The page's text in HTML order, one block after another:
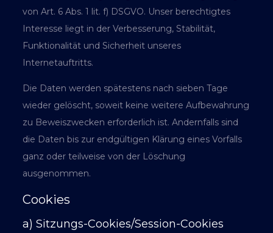
von Art. 6 Abs. 1 lit. f) DSGVO. Unser berechtigtes
Interesse liegt in der Verbesserung, Stabilität,
Funktionalität und Sicherheit unseres
Internetauftritts.
Die Daten werden spätestens nach sieben Tage
wieder gelöscht, soweit keine weitere Aufbewahrung
zu Beweiszwecken erforderlich ist. Andernfalls sind
die Daten bis zur endgültigen Klärung eines Vorfalls
ganz oder teilweise von der Löschung
ausgenommen.
Cookies
a) Sitzungs-Cookies/Session-Cookies